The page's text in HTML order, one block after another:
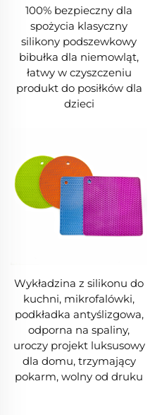
100% bezpieczny dla
spożycia klasyczny
silikony podszewkowy
bibułka dla niemowląt,
łatwy w czyszczeniu
produkt do posiłków dla
dzieci
Wykładzina z silikonu do
kuchni, mikrofalówki,
podkładka antyślizgowa,
odporna na spaliny,
uroczy projekt luksusowy
dla domu, trzymający
pokarm, wolny od druku